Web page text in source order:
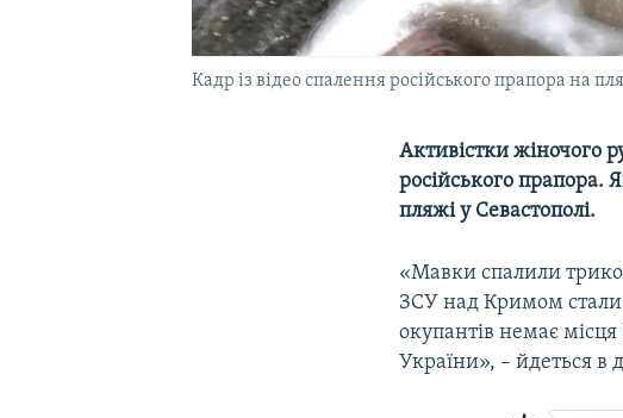
Кадр із відео спалення російського прапора на
Активістки жіночого
російського прапора.
пляжі у Севастополі.
«Мавки спалили
ЗСУ над Кримом
окупантів немає
України», – йдеться в